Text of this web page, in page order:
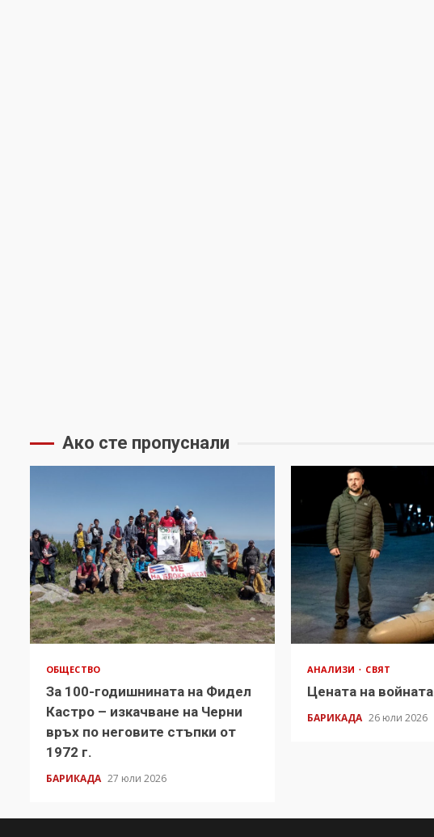
Ако сте пропуснали
ОБЩЕСТВО
За 100-годишнината на Фидел
Кастро – изкачване на Черни
връх по неговите стъпки от
1972 г.
БАРИКАДА 27 юли 2026
АНАЛИЗИ СВЯТ
Цената на войната
БАРИКАДА 26 юли 2026